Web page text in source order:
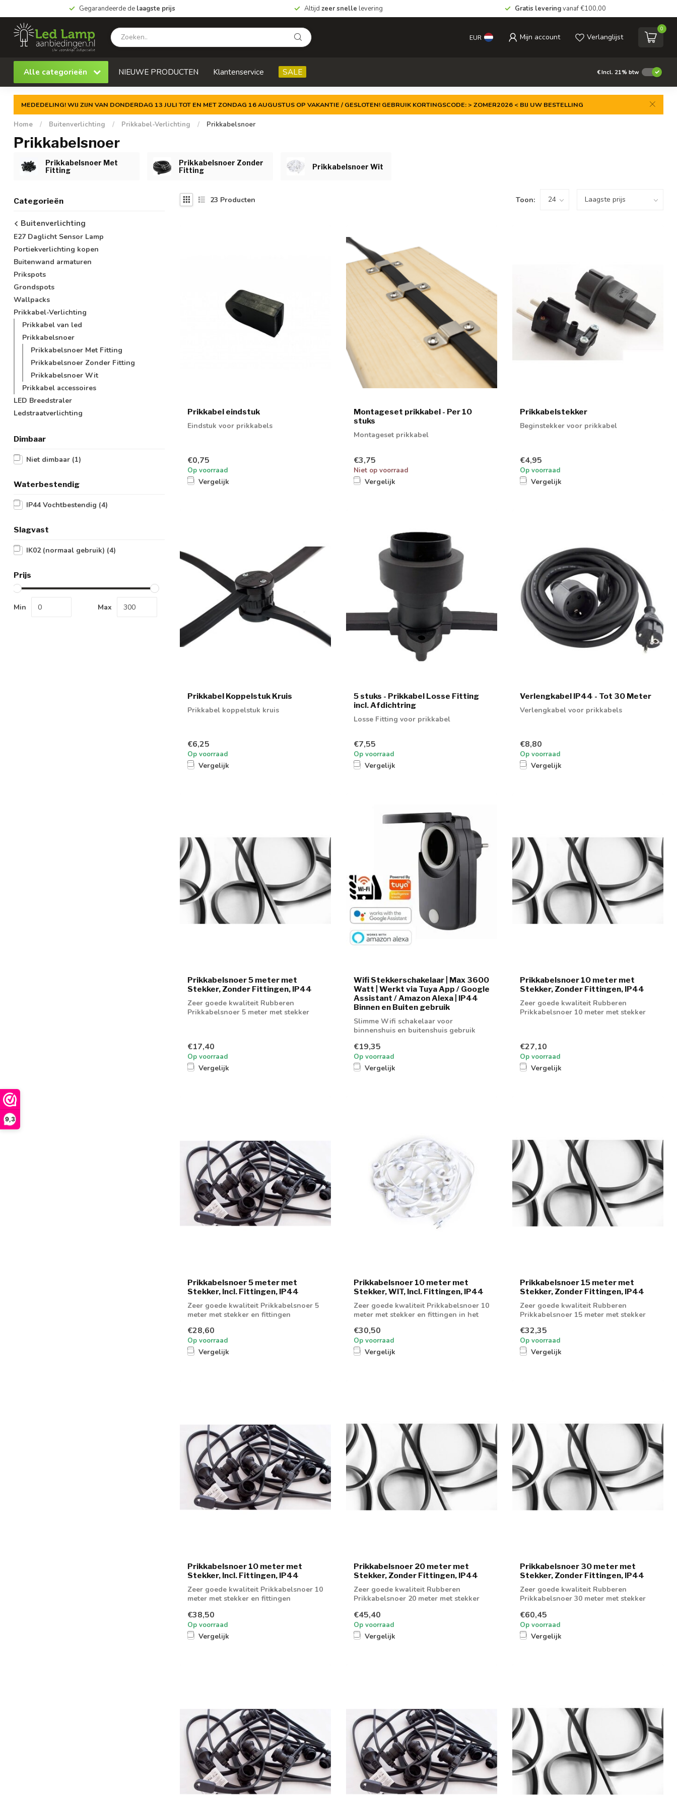
9,3
Gegarandeerde de laagste prijs Altijd zeer snelle levering Gratis leveringvanaf €100,00
EUR Mijn account Verlanglijst
0
Alle categorieën NIEUWE PRODUCTEN Klantenservice SALE €Incl. 21% btw
MEDEDELING! WIJ ZIJN VAN DONDERDAG 13 JULI TOT EN MET ZONDAG 16 AUGUSTUS OP VAKANTIE / GESLOTEN! GEBRUIK KORTINGSCODE: > ZOMER2026 < BIJ UW BESTELLING
Home / Buitenverlichting / Prikkabel-Verlichting / Prikkabelsnoer
Prikkabelsnoer
Prikkabelsnoer Met
Fitting
Prikkabelsnoer Zonder
Fitting
Prikkabelsnoer Wit
Categorieën
Buitenverlichting
E27 Daglicht Sensor Lamp
Portiekverlichting kopen
Buitenwand armaturen
Prikspots
Grondspots
Wallpacks
Prikkabel-Verlichting
Prikkabel van led
Prikkabelsnoer
Prikkabelsnoer Met Fitting
Prikkabelsnoer Zonder Fitting
Prikkabelsnoer Wit
Prikkabel accessoires
LED Breedstraler
Ledstraatverlichting
Dimbaar
Niet dimbaar (1)
Waterbestendig
IP44 Vochtbestendig (4)
Slagvast
IK02 (normaal gebruik) (4)
Prijs
Min Max
23 Producten Toon:
Prikkabel eindstuk
Eindstuk voor prikkabels
€0,75
Op voorraad
Vergelijk
Montageset prikkabel - Per 10
stuks
Montageset prikkabel
€3,75
Niet op voorraad
Vergelijk
Prikkabelstekker
Beginstekker voor prikkabel
€4,95
Op voorraad
Vergelijk
Prikkabel Koppelstuk Kruis
Prikkabel koppelstuk kruis
€6,25
Op voorraad
Vergelijk
5 stuks - Prikkabel Losse Fitting
incl. Afdichtring
Losse Fitting voor prikkabel
€7,55
Op voorraad
Vergelijk
Verlengkabel IP44 - Tot 30 Meter
Verlengkabel voor prikkabels
€8,80
Op voorraad
Vergelijk
Prikkabelsnoer 5 meter met
Stekker, Zonder Fittingen, IP44
Zeer goede kwaliteit Rubberen
Prikkabelsnoer 5 meter met stekker
€17,40
Op voorraad
Vergelijk
Wifi Stekkerschakelaar | Max 3600
Watt | Werkt via Tuya App / Google
Assistant / Amazon Alexa | IP44
Binnen en Buiten gebruik
Slimme Wifi schakelaar voor
binnenshuis en buitenshuis gebruik
€19,35
Op voorraad
Vergelijk
Prikkabelsnoer 10 meter met
Stekker, Zonder Fittingen, IP44
Zeer goede kwaliteit Rubberen
Prikkabelsnoer 10 meter met stekker
€27,10
Op voorraad
Vergelijk
Prikkabelsnoer 5 meter met
Stekker, Incl. Fittingen, IP44
Zeer goede kwaliteit Prikkabelsnoer 5
meter met stekker en fittingen
€28,60
Op voorraad
Vergelijk
Prikkabelsnoer 10 meter met
Stekker, WIT, Incl. Fittingen, IP44
Zeer goede kwaliteit Prikkabelsnoer 10
meter met stekker en fittingen in het
€30,50
Op voorraad
Vergelijk
Prikkabelsnoer 15 meter met
Stekker, Zonder Fittingen, IP44
Zeer goede kwaliteit Rubberen
Prikkabelsnoer 15 meter met stekker
€32,35
Op voorraad
Vergelijk
Prikkabelsnoer 10 meter met
Stekker, Incl. Fittingen, IP44
Zeer goede kwaliteit Prikkabelsnoer 10
meter met stekker en fittingen
€38,50
Op voorraad
Vergelijk
Prikkabelsnoer 20 meter met
Stekker, Zonder Fittingen, IP44
Zeer goede kwaliteit Rubberen
Prikkabelsnoer 20 meter met stekker
€45,40
Op voorraad
Vergelijk
Prikkabelsnoer 30 meter met
Stekker, Zonder Fittingen, IP44
Zeer goede kwaliteit Rubberen
Prikkabelsnoer 30 meter met stekker
€60,45
Op voorraad
Vergelijk